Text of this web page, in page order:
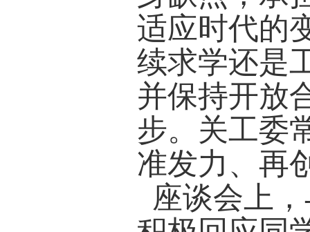
对未来
她希望
用成就
展放在
则兼济
发展的